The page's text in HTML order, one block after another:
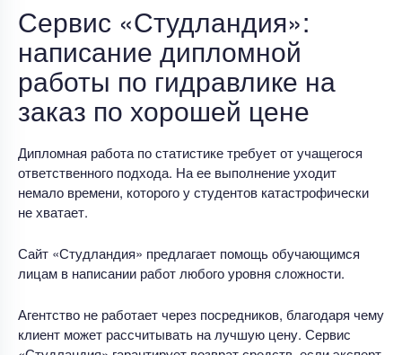
Сервис «Студландия»:
написание дипломной
работы по гидравлике на
заказ по хорошей цене
Дипломная работа по статистике требует от учащегося
ответственного подхода. На ее выполнение уходит
немало времени, которого у студентов катастрофически
не хватает.
Сайт «Студландия» предлагает помощь обучающимся
лицам в написании работ любого уровня сложности.
Агентство не работает через посредников, благодаря чему
клиент может рассчитывать на лучшую цену. Сервис